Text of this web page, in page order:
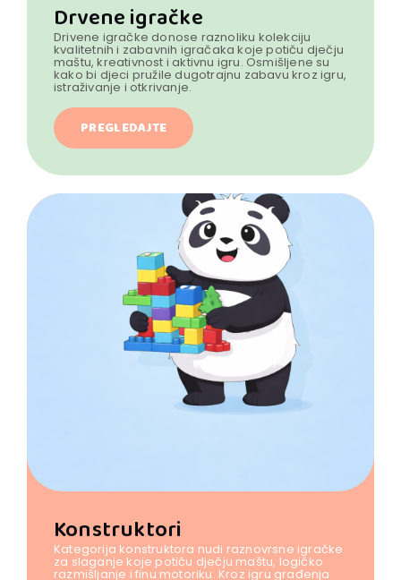
Konstruktori
Kategorija konstruktora nudi raznovrsne igračke
za slaganje koje potiču dječju maštu, logičko
razmišljanje i finu motoriku. Kroz igru građenja
Drvene igračke
Drivene igračke donose raznoliku kolekciju
kvalitetnih i zabavnih igračaka koje potiču dječju
maštu, kreativnost i aktivnu igru. Osmišljene su
kako bi djeci pružile dugotrajnu zabavu kroz igru,
istraživanje i otkrivanje.
PREGLEDAJTE